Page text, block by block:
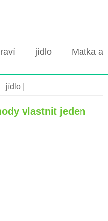
jídlo
Matka a
jídlo
vlastnit jeden